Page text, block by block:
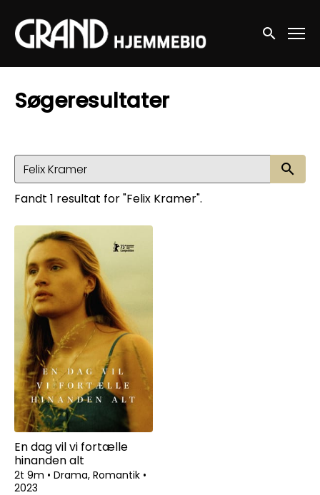
Accessibility Links
Søg nu
Søgeresultater
Fandt 1 resultat for "Felix Kramer".
En dag vil vi fortælle
hinanden alt
2t 9m • Drama, Romantik •
2023